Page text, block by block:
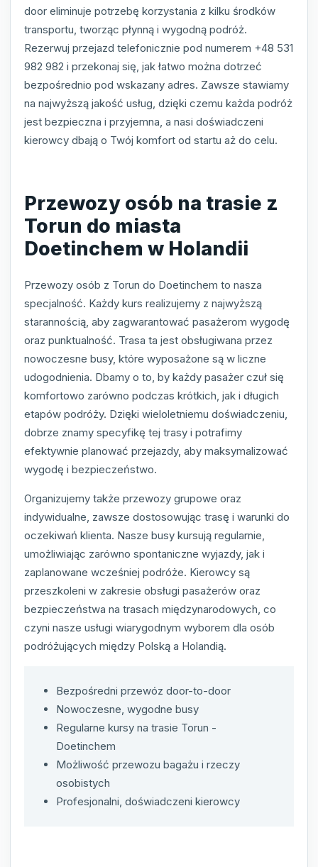
door eliminuje potrzebę korzystania z kilku środków
transportu, tworząc płynną i wygodną podróż.
Rezerwuj przejazd telefonicznie pod numerem +48 531
982 982 i przekonaj się, jak łatwo można dotrzeć
bezpośrednio pod wskazany adres. Zawsze stawiamy
na najwyższą jakość usług, dzięki czemu każda podróż
jest bezpieczna i przyjemna, a nasi doświadczeni
kierowcy dbają o Twój komfort od startu aż do celu.
Przewozy osób na trasie z
Torun do miasta
Doetinchem w Holandii
Przewozy osób z Torun do Doetinchem to nasza
specjalność. Każdy kurs realizujemy z najwyższą
starannością, aby zagwarantować pasażerom wygodę
oraz punktualność. Trasa ta jest obsługiwana przez
nowoczesne busy, które wyposażone są w liczne
udogodnienia. Dbamy o to, by każdy pasażer czuł się
komfortowo zarówno podczas krótkich, jak i długich
etapów podróży. Dzięki wieloletniemu doświadczeniu,
dobrze znamy specyfikę tej trasy i potrafimy
efektywnie planować przejazdy, aby maksymalizować
wygodę i bezpieczeństwo.
Organizujemy także przewozy grupowe oraz
indywidualne, zawsze dostosowując trasę i warunki do
oczekiwań klienta. Nasze busy kursują regularnie,
umożliwiając zarówno spontaniczne wyjazdy, jak i
zaplanowane wcześniej podróże. Kierowcy są
przeszkoleni w zakresie obsługi pasażerów oraz
bezpieczeństwa na trasach międzynarodowych, co
czyni nasze usługi wiarygodnym wyborem dla osób
podróżujących między Polską a Holandią.
Bezpośredni przewóz door-to-door
Nowoczesne, wygodne busy
Regularne kursy na trasie Torun -
Doetinchem
Możliwość przewozu bagażu i rzeczy
osobistych
Profesjonalni, doświadczeni kierowcy